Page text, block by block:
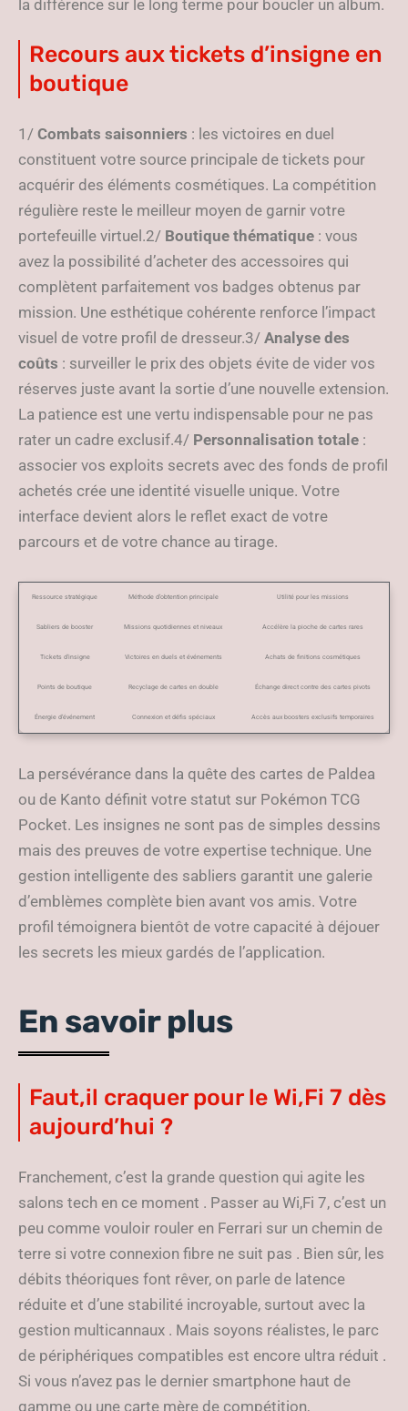
la différence sur le long terme pour boucler un album.
Recours aux tickets d’insigne en
boutique
1/ Combats saisonniers : les victoires en duel
constituent votre source principale de tickets pour
acquérir des éléments cosmétiques. La compétition
régulière reste le meilleur moyen de garnir votre
portefeuille virtuel.2/ Boutique thématique : vous
avez la possibilité d’acheter des accessoires qui
complètent parfaitement vos badges obtenus par
mission. Une esthétique cohérente renforce l’impact
visuel de votre profil de dresseur.3/ Analyse des
coûts : surveiller le prix des objets évite de vider vos
réserves juste avant la sortie d’une nouvelle extension.
La patience est une vertu indispensable pour ne pas
rater un cadre exclusif.4/ Personnalisation totale :
associer vos exploits secrets avec des fonds de profil
achetés crée une identité visuelle unique. Votre
interface devient alors le reflet exact de votre
parcours et de votre chance au tirage.
Ressource stratégique Méthode d’obtention principale Utilité pour les missions
Sabliers de booster Missions quotidiennes et niveaux Accélère la pioche de cartes rares
Tickets d’insigne Victoires en duels et événements Achats de finitions cosmétiques
Points de boutique Recyclage de cartes en double Échange direct contre des cartes pivots
Énergie d’événement Connexion et défis spéciaux Accès aux boosters exclusifs temporaires
La persévérance dans la quête des cartes de Paldea
ou de Kanto définit votre statut sur Pokémon TCG
Pocket. Les insignes ne sont pas de simples dessins
mais des preuves de votre expertise technique. Une
gestion intelligente des sabliers garantit une galerie
d’emblèmes complète bien avant vos amis. Votre
profil témoignera bientôt de votre capacité à déjouer
les secrets les mieux gardés de l’application.
En savoir plus
Faut,il craquer pour le Wi,Fi 7 dès
aujourd’hui ?
Franchement, c’est la grande question qui agite les
salons tech en ce moment . Passer au Wi,Fi 7, c’est un
peu comme vouloir rouler en Ferrari sur un chemin de
terre si votre connexion fibre ne suit pas . Bien sûr, les
débits théoriques font rêver, on parle de latence
réduite et d’une stabilité incroyable, surtout avec la
gestion multicannaux . Mais soyons réalistes, le parc
de périphériques compatibles est encore ultra réduit .
Si vous n’avez pas le dernier smartphone haut de
gamme ou une carte mère de compétition,